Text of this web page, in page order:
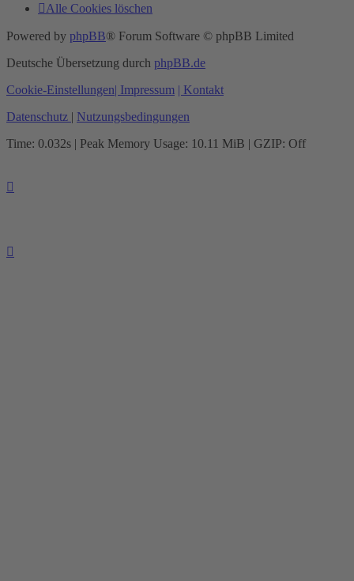
Alle Cookies löschen
Powered by phpBB® Forum Software © phpBB Limited
Deutsche Übersetzung durch phpBB.de
Cookie-Einstellungen| Impressum | Kontakt
Datenschutz | Nutzungsbedingungen
Time: 0.032s | Peak Memory Usage: 10.11 MiB | GZIP: Off